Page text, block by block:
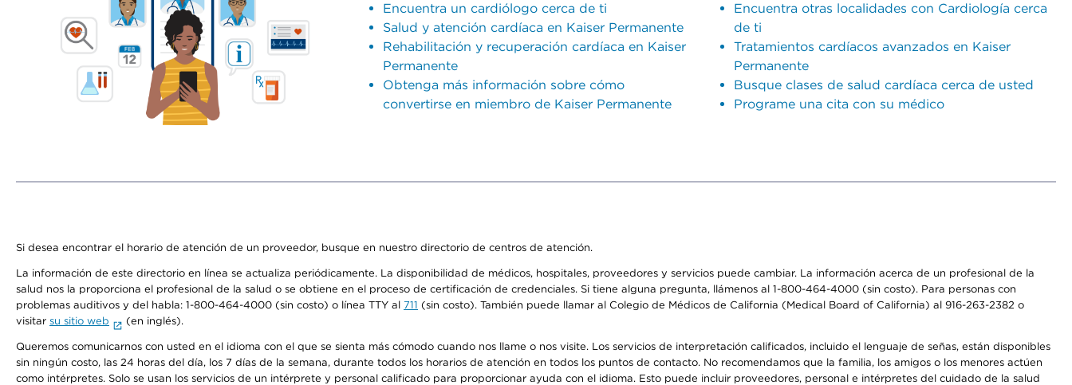
Encuentra un cardiólogo cerca de ti
Salud y atención cardíaca en Kaiser Permanente
Rehabilitación y recuperación cardíaca en Kaiser
Permanente
Obtenga más información sobre cómo
convertirse en miembro de Kaiser Permanente
Encuentra otras localidades con Cardiología cerca
de ti
Tratamientos cardíacos avanzados en Kaiser
Permanente
Busque clases de salud cardíaca cerca de usted
Programe una cita con su médico
Si desea encontrar el horario de atención de un proveedor, busque en nuestro directorio de centros de atención.
La información de este directorio en línea se actualiza periódicamente. La disponibilidad de médicos, hospitales, proveedores y servicios puede cambiar. La información acerca de un profesional de la
salud nos la proporciona el profesional de la salud o se obtiene en el proceso de certificación de credenciales. Si tiene alguna pregunta, llámenos al 1-800-464-4000 (sin costo). Para personas con
problemas auditivos y del habla: 1-800-464-4000 (sin costo) o línea TTY al 711 (sin costo). También puede llamar al Colegio de Médicos de California (Medical Board of California) al 916-263-2382 o
visitar su sitio web (en inglés).
Queremos comunicarnos con usted en el idioma con el que se sienta más cómodo cuando nos llame o nos visite. Los servicios de interpretación calificados, incluido el lenguaje de señas, están disponibles
sin ningún costo, las 24 horas del día, los 7 días de la semana, durante todos los horarios de atención en todos los puntos de contacto. No recomendamos que la familia, los amigos o los menores actúen
como intérpretes. Solo se usan los servicios de un intérprete y personal calificado para proporcionar ayuda con el idioma. Esto puede incluir proveedores, personal e intérpretes del cuidado de la salud